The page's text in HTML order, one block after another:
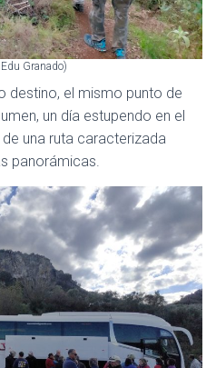
Granado)
destino, el mismo punto de
un día estupendo en el
una ruta caracterizada
panorámicas.